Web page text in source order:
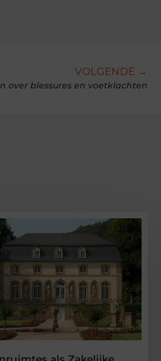
VOLGENDE →
over blessures en voetklachten